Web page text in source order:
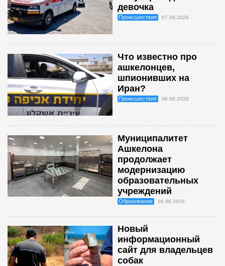
девочка
Происшествия 07.08.2026
Что известно про
ашкелонцев,
шпионивших на
Иран?
Происшествия 06.08.2026
Муниципалитет
Ашкелона
продолжает
модернизацию
образовательных
учреждений
Образование 06.08.2026
Новый
информационный
сайт для владельцев
собак